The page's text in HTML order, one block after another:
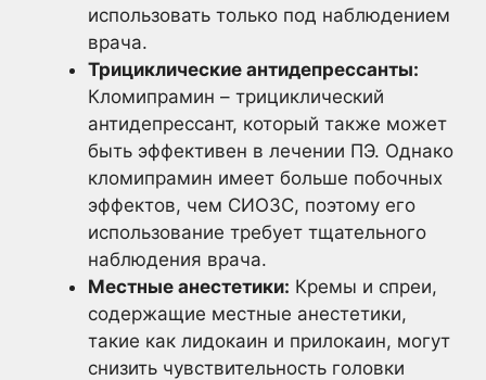
использовать только под наблюдением
врача.
Трициклические антидепрессанты:
Кломипрамин – трициклический
антидепрессант, который также может
быть эффективен в лечении ПЭ. Однако
кломипрамин имеет больше побочных
эффектов, чем СИОЗС, поэтому его
использование требует тщательного
наблюдения врача.
Местные анестетики: Кремы и спреи,
содержащие местные анестетики,
такие как лидокаин и прилокаин, могут
снизить чувствительность головки